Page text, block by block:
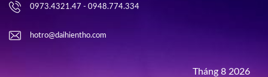
0973.4321.47 - 0948.774.334
hotro@daihientho.com
Tháng 8 2026